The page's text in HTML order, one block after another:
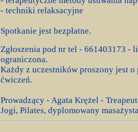
- techniki relaksacyjne
Spotkanie jest bezpłatne.
Zgłoszenia pod nr tel - 661403173 -
ograniczona.
Każdy z uczestników proszony jest
ćwiczeń.
Prowadzący - Agata Krężel -
Jogi, Pilates, dyplomowany